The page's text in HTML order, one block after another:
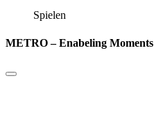
Spielen
METRO – Enabeling Moments